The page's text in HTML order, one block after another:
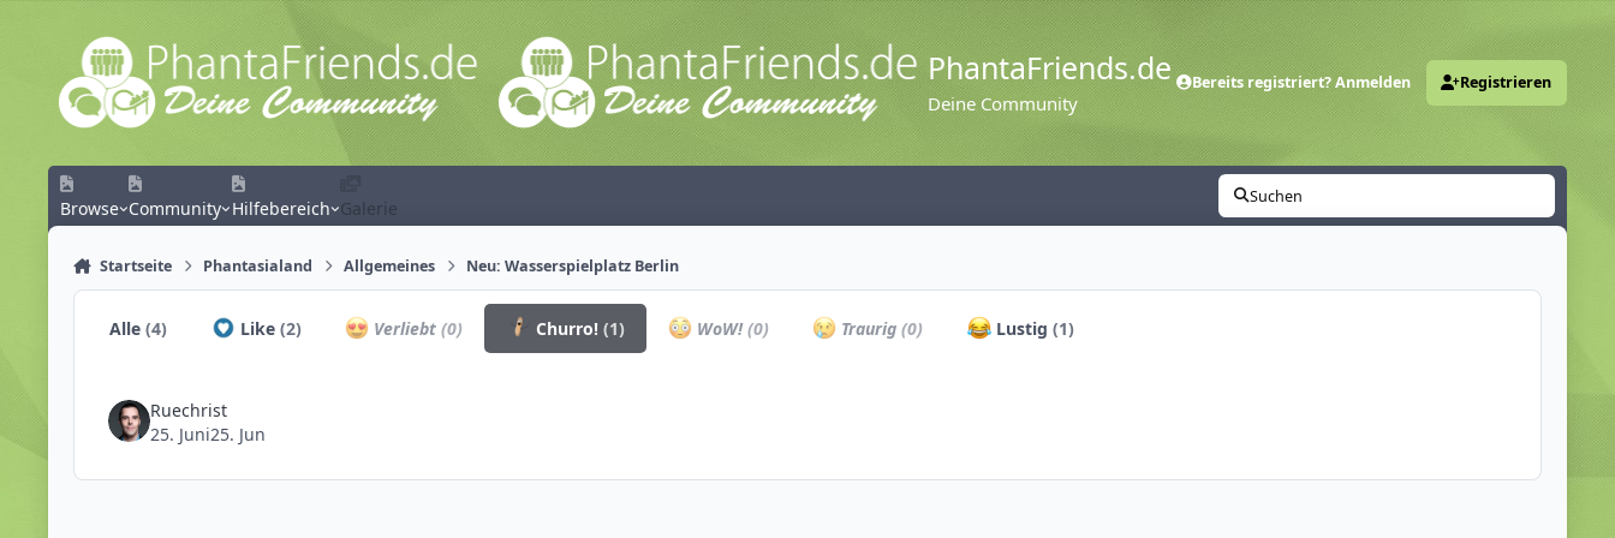
Zum Inhalt springen
PhantaFriends.de
Deine Community
Bereits registriert? Anmelden Registrieren
Browse Community Hilfebereich Galerie
Suchen
Startseite Phantasialand Allgemeines Neu: Wasserspielplatz Berlin
Alle(4) Like (2) Verliebt(0) Churro! (1) WoW!(0) Traurig(0) Lustig (1)
Ruechrist
25. Juni25. Jun